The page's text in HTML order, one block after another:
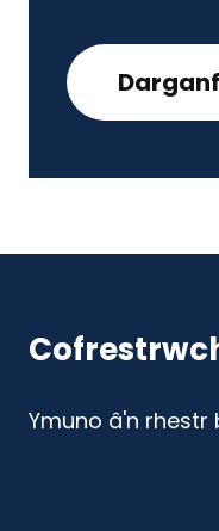
Ymuno â'n rhestr